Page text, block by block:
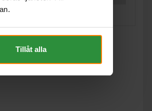
Tillåt alla